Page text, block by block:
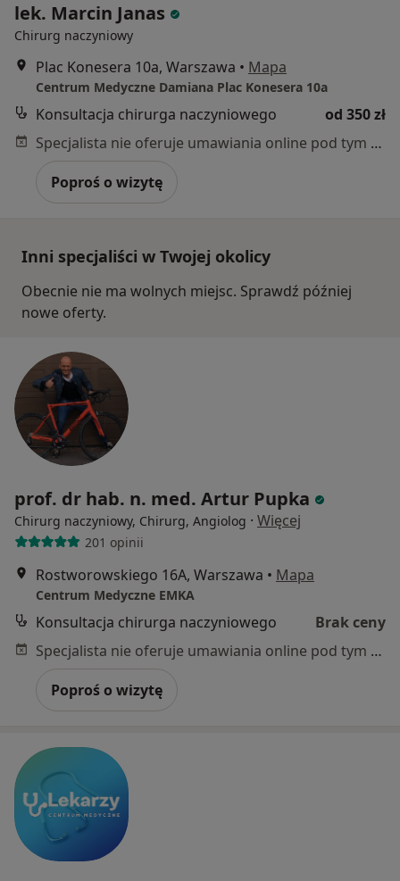
lek. Marcin Janas
Chirurg naczyniowy
Plac Konesera 10a, Warszawa • Mapa
Centrum Medyczne Damiana Plac Konesera 10a
Konsultacja chirurga naczyniowego
od 350 zł
Specjalista nie oferuje umawiania online pod tym adresem.
Poproś o wizytę
Inni specjaliści w Twojej okolicy
Obecnie nie ma wolnych miejsc. Sprawdź później
nowe oferty.
prof. dr hab. n. med. Artur Pupka
Chirurg naczyniowy, Chirurg, Angiolog · Więcej
201 opinii
Rostworowskiego 16A, Warszawa • Mapa
Centrum Medyczne EMKA
Konsultacja chirurga naczyniowego
Brak ceny
Specjalista nie oferuje umawiania online pod tym adresem.
Poproś o wizytę